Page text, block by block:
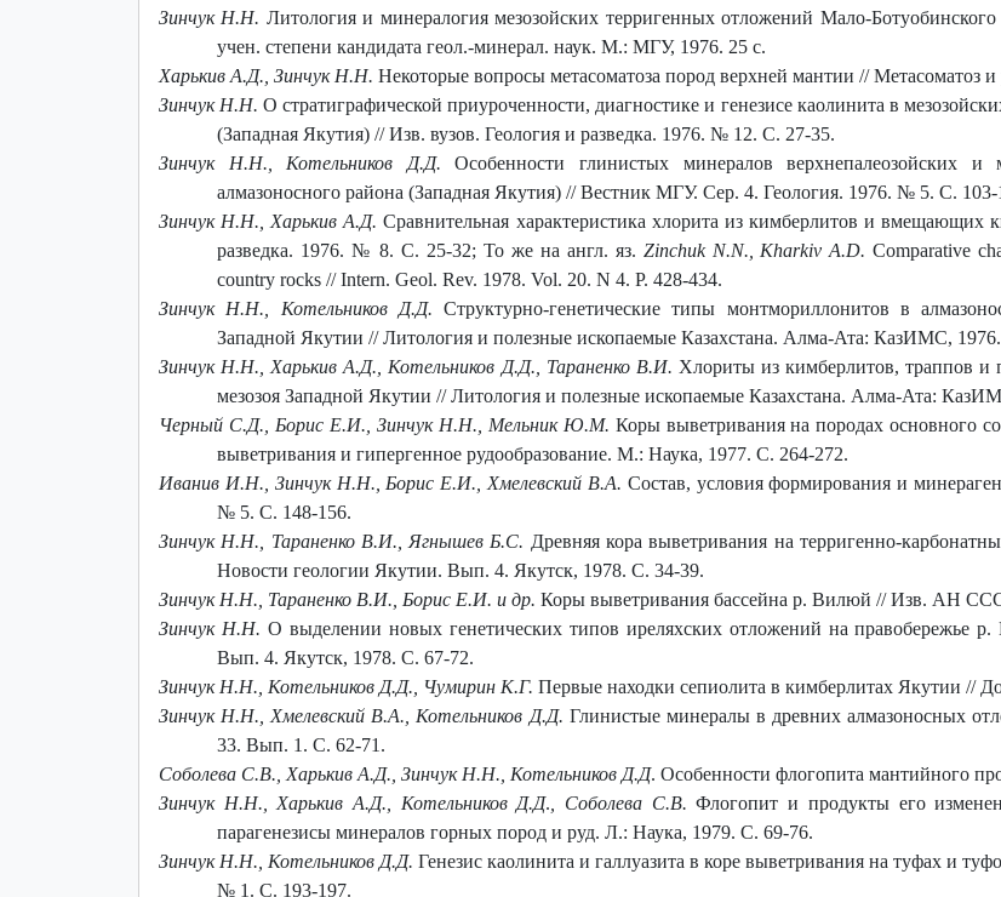
Зинчук Н.Н. Литология и минералогия мезозойских терригенных отложений Мало-
учен. степени кандидата геол.-минерал. наук. М.: МГУ, 1976. 25 с.
Харькив А.Д., Зинчук Н.Н. Некоторые вопросы метасоматоза пород верхней мантии // Метасоматоз
Зинчук Н.Н. О стратиграфической приуроченности, диагностике и генезисе каолинита в
(Западная Якутия) // Изв. вузов. Геология и разведка. 1976. № 12. С. 27-35.
Зинчук Н.Н., Котельников Д.Д. Особенности глинистых минералов верхнепалеозойских и
алмазоносного района (Западная Якутия) // Вестник МГУ. Сер. 4. Геология. 1976. № 5. С. 103-
Зинчук Н.Н., Харькив А.Д.Сравнительная характеристика хлорита из кимберлитов и
разведка. 1976. № 8. С. 25-32; То же на англ. яз. Zinchuk N.N., Kharkiv A.D. Comparative
country rocks // Intern. Geol. Rev. 1978. Vol. 20. N 4. P. 428-434.
Зинчук Н.Н., Котельников Д.Д. Структурно-генетические типы монтмориллонитов в
Западной Якутии // Литология и полезные ископаемые Казахстана. Алма-Ата: КазИМС,
Зинчук Н.Н., Харькив А.Д., Котельников Д.Д., Тараненко В.И. Хлориты из кимберлитов, траппов и
мезозоя Западной Якутии // Литология и полезные ископаемые Казахстана. Алма-Ата:
Черный С.Д., Борис Е.И., Зинчук Н.Н., Мельник Ю.М. Коры выветривания на породах основного
выветривания и гипергенное рудообразование. М.: Наука, 1977. С. 264-272.
Иванив И.Н., Зинчук Н.Н., Борис Е.И., Хмелевский В.А. Состав, условия формирования и
№ 5. С. 148-156.
Зинчук Н.Н., Тараненко В.И., Ягнышев Б.С. Древняя кора выветривания на терригенно-
Новости геологии Якутии. Вып. 4. Якутск, 1978. С. 34-39.
Зинчук Н.Н., Тараненко В.И., Борис Е.И. и др. Коры выветривания бассейна р. Вилюй // Изв. АН
Зинчук Н.Н. О выделении новых генетических типов иреляхских отложений на правобережье
Вып. 4. Якутск, 1978. С. 67-72.
Зинчук Н.Н., Котельников Д.Д., Чумирин К.Г. Первые находки сепиолита в кимберлитах Якутии
Зинчук Н.Н., Хмелевский В.А., Котельников Д.Д. Глинистые минералы в древних алмазоносных
33. Вып. 1. С. 62-71.
Соболева С.В., Харькив А.Д., Зинчук Н.Н., Котельников Д.Д. Особенности флогопита мантийного
Зинчук Н.Н., Харькив А.Д., Котельников Д.Д. Соболева С.В.Флогопит и продукты его
парагенезисы минералов горных пород и руд. Л.: Наука, 1979. С. 69-76.
Зинчук Н.Н., Котельников Д.Д. Генезис каолинита и галлуазита в коре выветривания на туфах и
№ 1. С. 193-197.